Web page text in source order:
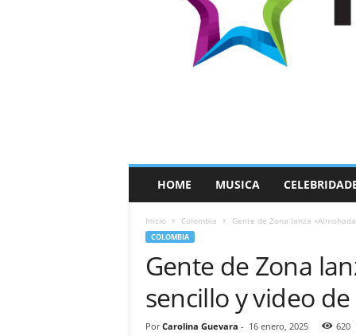
a
HOME MUSICA
Inicio Colombia Gente de Zona lanza
COLOMBIA
Gente de Zona
sencillo y video
Por Carolina Guevara - 16 enero, 2025 620